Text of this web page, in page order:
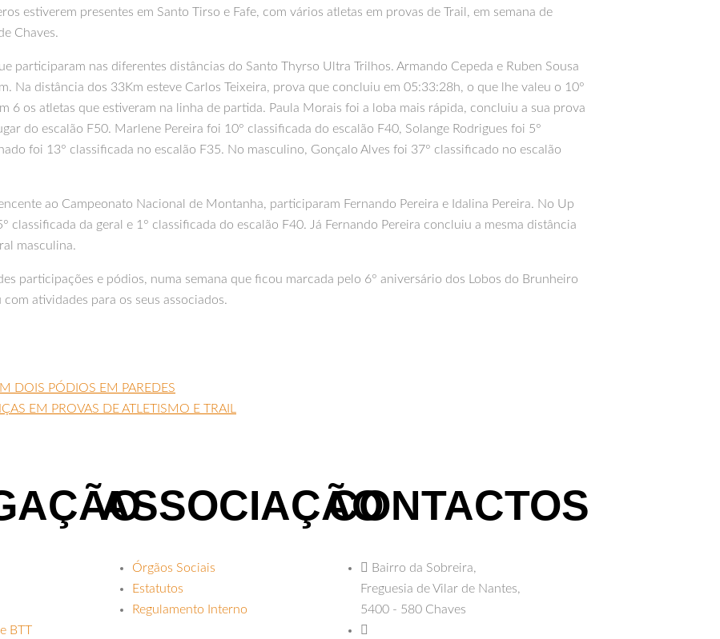
estiverem presentes em Santo Tirso e Fafe, com vários atletas em provas de Trail, em semana de
Chaves.
participaram nas diferentes distâncias do Santo Thyrso Ultra Trilhos. Armando Cepeda e Ruben Sousa
Na distância dos 33Km esteve Carlos Teixeira, prova que concluiu em 05:33:28h, o que lhe valeu o 10°
6 os atletas que estiveram na linha de partida. Paula Morais foi a loba mais rápida, concluiu a sua prova
do escalão F50. Marlene Pereira foi 10° classificada do escalão F40, Solange Rodrigues foi 5°
foi 13° classificada no escalão F35. No masculino, Gonçalo Alves foi 37° classificado no escalão
ao Campeonato Nacional de Montanha, participaram Fernando Pereira e Idalina Pereira. No Up
classificada da geral e 1° classificada do escalão F40. Já Fernando Pereira concluiu a mesma distância
masculina.
participações e pódios, numa semana que ficou marcada pelo 6° aniversário dos Lobos do Brunheiro
atividades para os seus associados.
DOIS PÓDIOS EM PAREDES
EM PROVAS DE ATLETISMO E TRAIL
BTT
ASSOCIAÇÃO
Órgãos Sociais
Estatutos
Regulamento Interno
CONTACTOS
Bairro da Sobreira,
Freguesia de Vilar de Nantes,
5400 - 580 Chaves